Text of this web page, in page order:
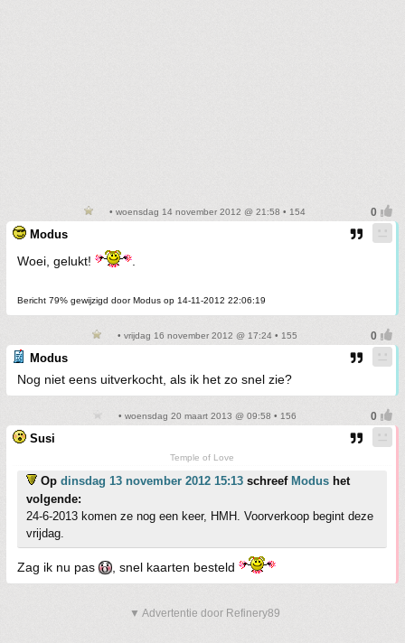
• woensdag 14 november 2012 @ 21:58 • 154
Modus
Woei, gelukt!
Bericht 79% gewijzigd door Modus op 14-11-2012 22:06:19
• vrijdag 16 november 2012 @ 17:24 • 155
Modus
Nog niet eens uitverkocht, als ik het zo snel zie?
• woensdag 20 maart 2013 @ 09:58 • 156
Susi
Temple of Love
Op dinsdag 13 november 2012 15:13 schreef Modus het
volgende:
24-6-2013 komen ze nog een keer, HMH. Voorverkoop begint deze
vrijdag.
Zag ik nu pas , snel kaarten besteld
▼ Advertentie door Refinery89